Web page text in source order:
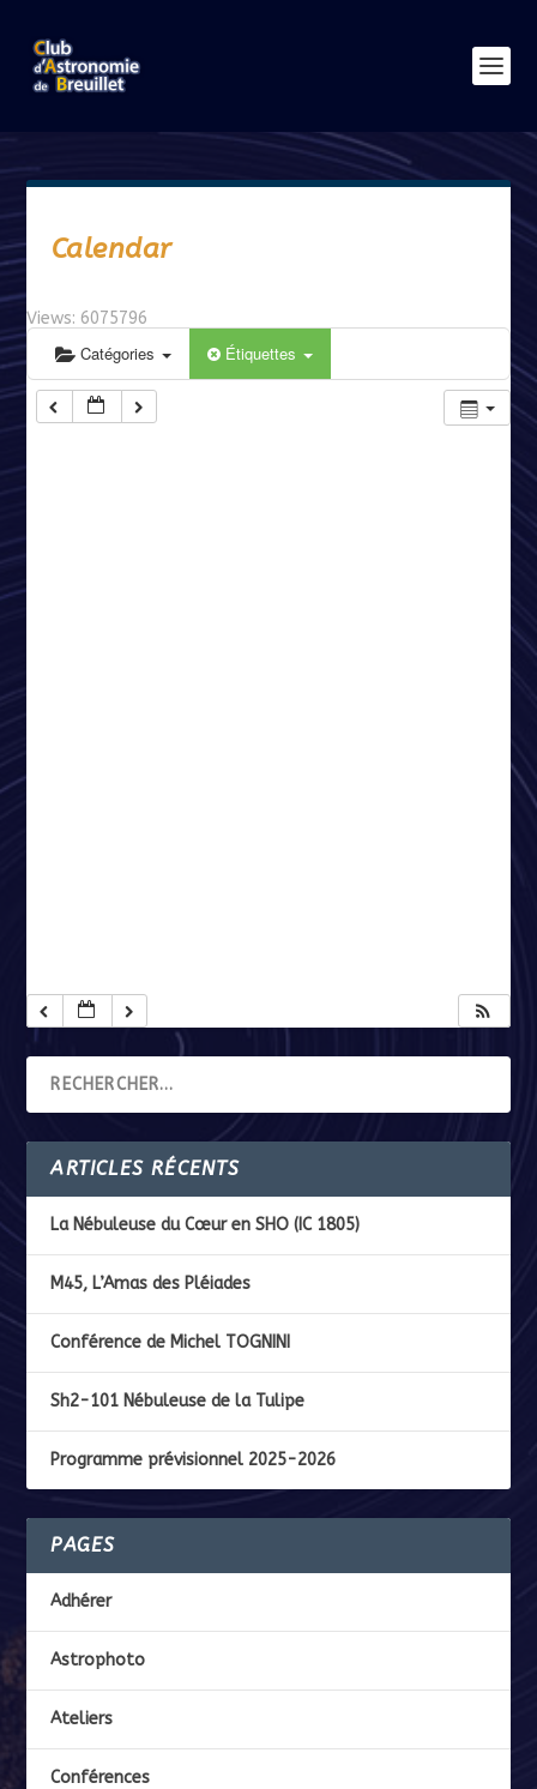
Calendar
Views: 6075796
Catégories Étiquettes
ARTICLES RÉCENTS
La Nébuleuse du Cœur en SHO (IC 1805)
M45, L’Amas des Pléiades
Conférence de Michel TOGNINI
Sh2-101 Nébuleuse de la Tulipe
Programme prévisionnel 2025-2026
PAGES
Adhérer
Astrophoto
Ateliers
Conférences